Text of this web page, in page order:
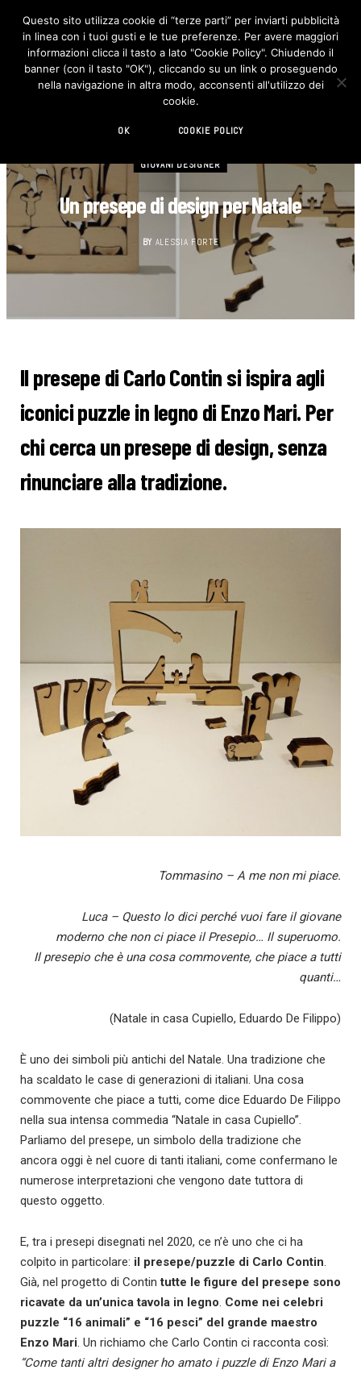
F
c
e
b
o
I
n
s
t
GIOVANI DESIGNER
Un presepe di design per Natale
BY ALESSIA FORTE
Il presepe di Carlo Contin si ispira agli
iconici puzzle in legno di Enzo Mari. Per
chi cerca un presepe di design, senza
rinunciare alla tradizione.
Tommasino – A me non mi piace.
Luca – Questo lo dici perché vuoi fare il giovane
moderno che non ci piace il Presepio… Il superuomo.
Il presepio che è una cosa commovente, che piace a tutti
quanti…
(Natale in casa Cupiello, Eduardo De Filippo)
È uno dei simboli più antichi del Natale. Una tradizione che
ha scaldato le case di generazioni di italiani. Una cosa
commovente che piace a tutti, come dice Eduardo De Filippo
nella sua intensa commedia “Natale in casa Cupiello”.
Parliamo del presepe, un simbolo della tradizione che
ancora oggi è nel cuore di tanti italiani, come confermano le
numerose interpretazioni che vengono date tuttora di
questo oggetto.
E, tra i presepi disegnati nel 2020, ce n’è uno che ci ha
colpito in particolare: il presepe/puzzle di Carlo Contin.
Già, nel progetto di Contintutte le figure del presepe sono
ricavate da un’unica tavola in legno. Come nei celebri
puzzle “16 animali” e “16 pesci” del grande maestro
Enzo Mari. Un richiamo che Carlo Contin ci racconta così:
“Come tanti altri designer ho amato i puzzle di Enzo Mari a
Questo sito utilizza cookie di “terze parti” per inviarti pubblicità
in linea con i tuoi gusti e le tue preferenze. Per avere maggiori
informazioni clicca il tasto a lato "Cookie Policy". Chiudendo il
banner (con il tasto "OK"), cliccando su un link o proseguendo
nella navigazione in altra modo, acconsenti all'utilizzo dei
cookie.
OK COOKIE POLICY